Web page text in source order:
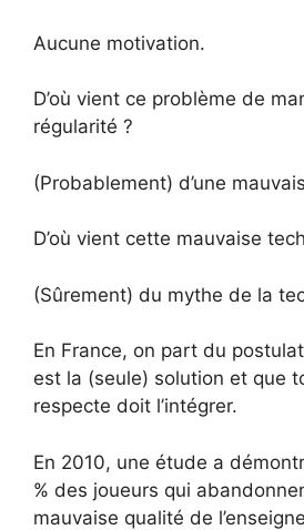
Aucune motivation.
D’où vient ce problème de
régularité ?
(Probablement) d’une
D’où vient cette mauvaise
(Sûrement) du mythe de la
En France, on part du
est la (seule) solution et que
respecte doit l’intégrer.
En 2010, une étude a
% des joueurs qui
mauvaise qualité de